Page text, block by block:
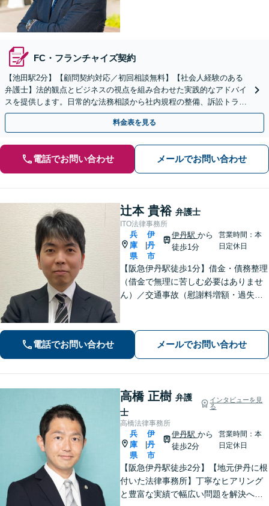
FC・フランチャイズ契約
【池田駅2分】【顧問契約対応／初回相談無料】【社会人経験のある
弁護士】法的観点とビジネスの視点を組み合わせた実践的なアドバイ
スを提供します。日常的な法務相談から社内規程の整備、訴訟トラブ
ルまで対応「法人破産に関するご相談もお任せください」
料金表を見る
電話でお問い合わせ メールでお問い合わせ
辻本 貴裕 弁護士
ITO法律事務所
兵
庫
県
伊
丹
市
伊丹駅から
徒歩1分
営業時間：本
日定休日
【阪急伊丹駅徒歩1分】借金・債務整理
（借金で無理に苦しむ必要はありませ
ん）／交通事故（慰謝料増額・過失割
／刑事事件（被害者側も対応）／相続
／離婚問題など。まずはお気軽にご相
談ください
電話でお問い合わせ メールでお問い合わせ
高橋 正樹 弁護
士
インタビューを見
る
高橋法律事務所
兵
庫
県
伊
丹
市
伊丹駅から
徒歩2分
営業時間：本
日定休日
【阪急伊丹駅徒歩2分】【地元伊丹に根
付いた法律事務所】丁寧なヒアリング
と豊富な実績で幅広い問題を解決へ導